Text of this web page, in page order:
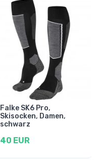
Falke SK6 Pro,
Skisocken, Damen,
schwarz
40 EUR